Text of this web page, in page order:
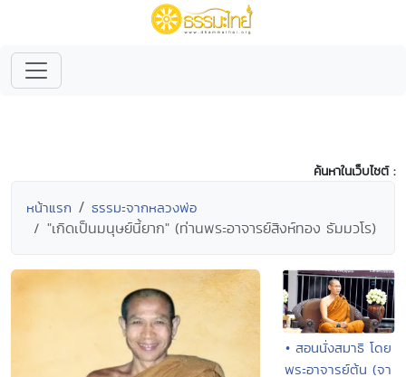
ค้นหาในเว็บไซต์ :
หน้าแรก ธรรมะจากหลวงพ่อ
"เกิดเป็นมนุษย์นี้ยาก" (ท่านพระอาจารย์สิงห์ทอง ธัมมวโร)
• สอนนั่งสมาธิ โดย
พระอาจารย์ต้น (จา